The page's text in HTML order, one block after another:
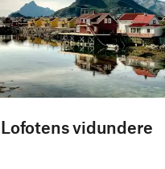
Lofotens vidundere